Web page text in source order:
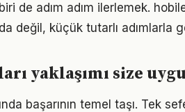
de adım adım ilerlemek.
değil, küçük tutarlı adımlarla
yaklaşımı size
başarının temel taşı. Tek